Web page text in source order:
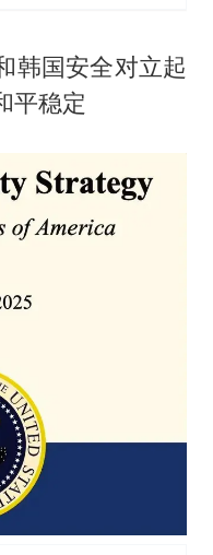
韩国安全对立起
平稳定